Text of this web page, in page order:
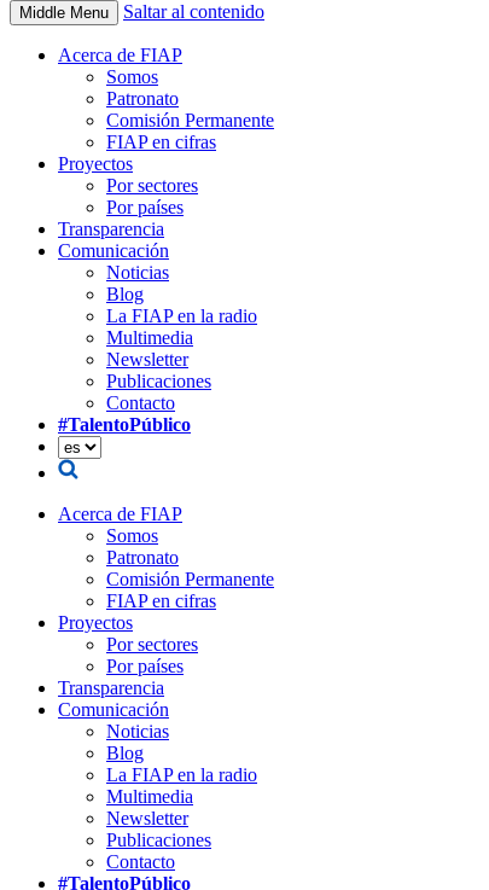
Middle Menu Saltar al contenido
Acerca de FIAP
Somos
Patronato
Comisión Permanente
FIAP en cifras
Proyectos
Por sectores
Por países
Transparencia
Comunicación
Noticias
Blog
La FIAP en la radio
Multimedia
Newsletter
Publicaciones
Contacto
#TalentoPúblico
Acerca de FIAP
Somos
Patronato
Comisión Permanente
FIAP en cifras
Proyectos
Por sectores
Por países
Transparencia
Comunicación
Noticias
Blog
La FIAP en la radio
Multimedia
Newsletter
Publicaciones
Contacto
#TalentoPúblico